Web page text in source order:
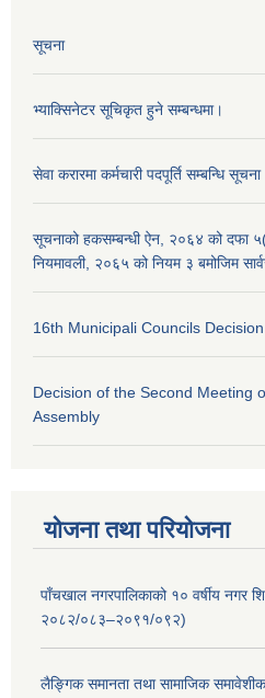
सूचना
भ्याक्सिनेटर सूचिकृत हुने सम्बन्धमा।
सेवा करारमा कर्मचारी पदपूर्ति सम्बन्धि सूचना
सूचनाको हकसम्बन्धी ऐन, २०६४ को दफा
नियमावली, २०६५ को नियम ३ बमोजिम
16th Municipali Councils Decision
Decision of the Second Meeting
Assembly
योजना तथा परियोजना
पाँचखाल नगरपालिकाको १० वर्षीय नगर
२०८२/०८३–२०९१/०९२)
लैङ्गिक समानता तथा सामाजिक